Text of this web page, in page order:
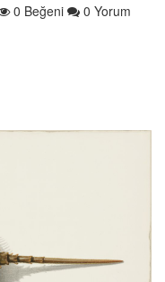
0 Beğeni 0 Yorum